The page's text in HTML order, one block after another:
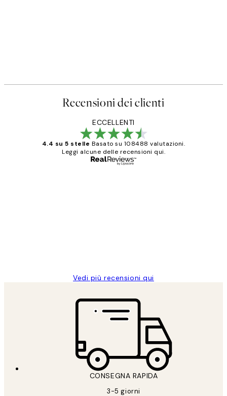
Recensioni dei clienti
ECCELLENTI
4.4 su 5 stelle Basato su 108488 valutazioni.
Leggi alcune delle recensioni qui.
Vedi più recensioni qui
CONSEGNA RAPIDA
3-5 giorni